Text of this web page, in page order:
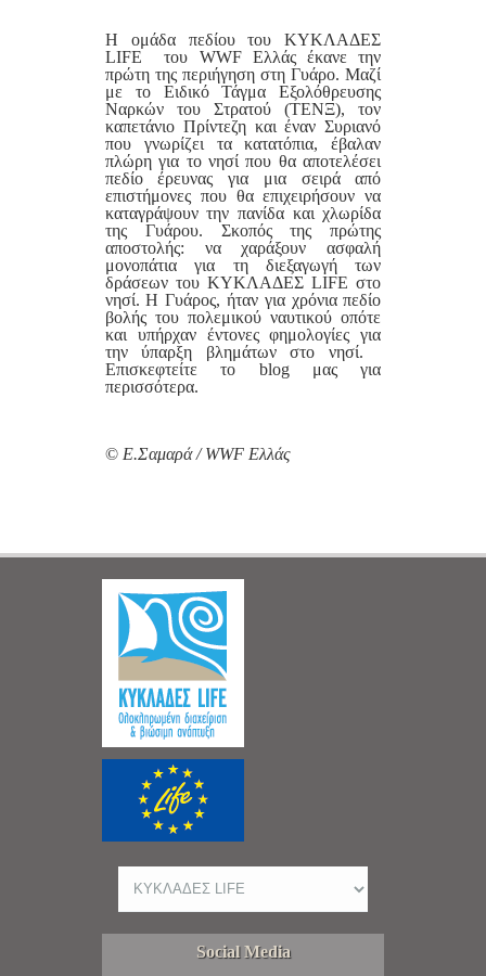
Η ομάδα πεδίου του ΚΥΚΛΑΔΕΣ
LIFE του WWF Ελλάς έκανε την
πρώτη της περιήγηση στη Γυάρο. Μαζί
με το Ειδικό Τάγμα Εξολόθρευσης
Ναρκών του Στρατού (ΤΕΝΞ), τον
καπετάνιο Πρίντεζη και έναν Συριανό
που γνωρίζει τα κατατόπια, έβαλαν
πλώρη για το νησί που θα αποτελέσει
πεδίο έρευνας για μια σειρά από
επιστήμονες που θα επιχειρήσουν να
καταγράψουν την πανίδα και χλωρίδα
της Γυάρου. Σκοπός της πρώτης
αποστολής: να χαράξουν ασφαλή
μονοπάτια για τη διεξαγωγή των
δράσεων του ΚΥΚΛΑΔΕΣ LIFE στο
νησί. Η Γυάρος, ήταν για χρόνια πεδίο
βολής του πολεμικού ναυτικού οπότε
και υπήρχαν έντονες φημολογίες για
την ύπαρξη βλημάτων στο νησί.
Επισκεφτείτε το blog μας για
περισσότερα.
© Ε.Σαμαρά / WWF Ελλάς
Social Media